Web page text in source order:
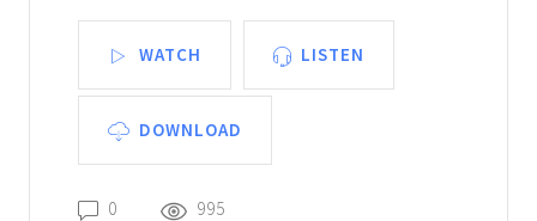
WATCH LISTEN
DOWNLOAD
0 995